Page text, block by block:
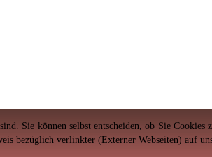
Sie können selbst entscheiden, ob Sie
bezüglich verlinkter (Externer Webseiten) auf